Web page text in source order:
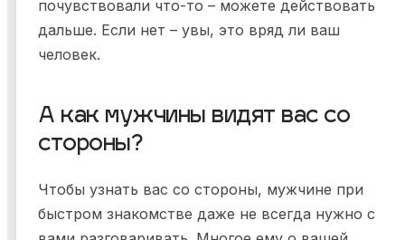
почувствовали что-то – можете действовать
дальше. Если нет – увы, это вряд ли ваш
человек.
А как мужчины видят вас со
стороны?
Чтобы узнать вас со стороны, мужчине при
быстром знакомстве даже не всегда нужно с